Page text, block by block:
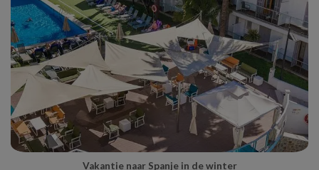
Vakantie naar Spanje in de winter